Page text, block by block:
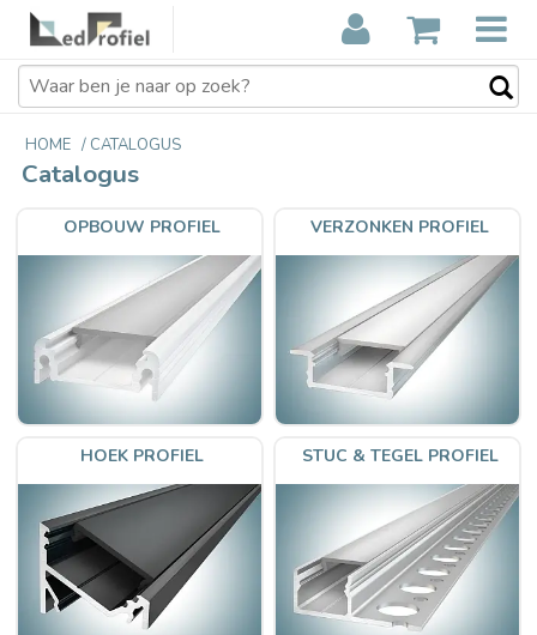
HOME / CATALOGUS
Catalogus
OPBOUW PROFIEL VERZONKEN PROFIEL
HOEK PROFIEL STUC & TEGEL PROFIEL